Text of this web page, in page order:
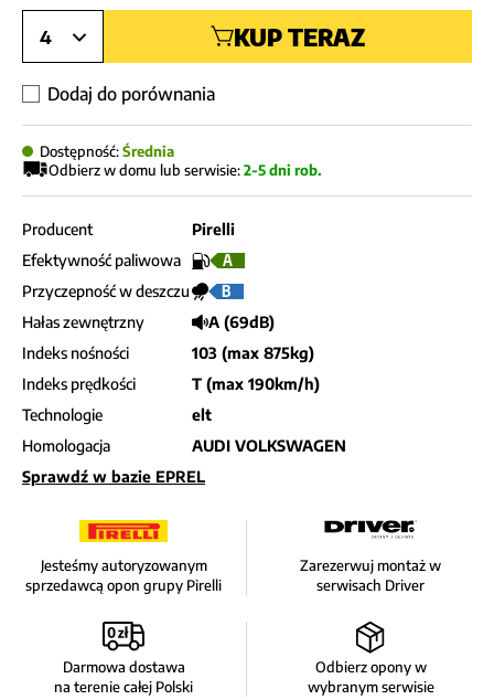
4 KUP TERAZ
Dodaj do porównania
Dostępność:Średnia
Odbierz w domu lub serwisie:2-5 dni rob.
Producent
Pirelli
Efektywność paliwowa
A
Przyczepność w deszczu B
Hałas zewnętrzny
A (69dB)
Indeks nośności
103 (max 875kg)
Indeks prędkości
T (max 190km/h)
Technologie
elt
Homologacja
AUDI VOLKSWAGEN
Sprawdź w bazie EPREL
Jesteśmy autoryzowanym
sprzedawcą opon grupy Pirelli
Zarezerwuj montaż w
serwisach Driver
Darmowa dostawa
na terenie całej Polski
Odbierz opony w
wybranym serwisie